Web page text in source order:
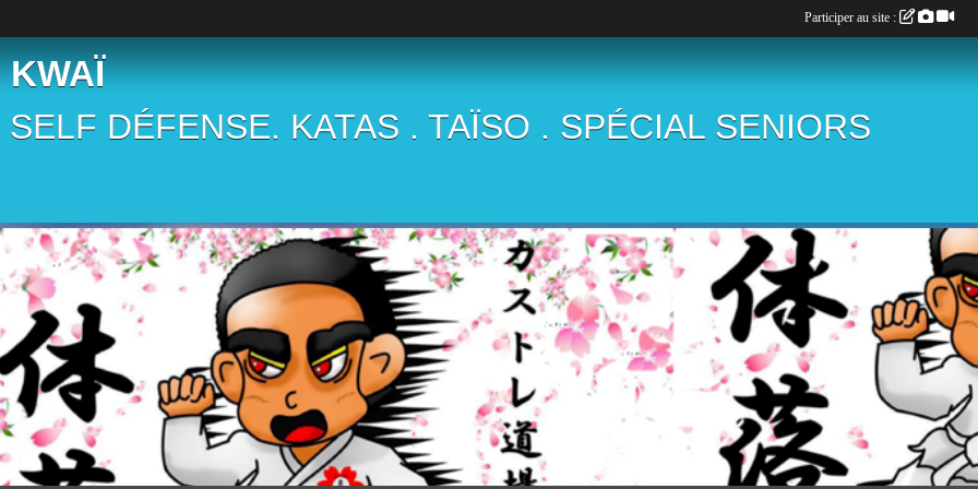
KWAÏ
DÉFENSE. KATAS . TAÏSO . SPÉCIAL SENIORS
Participer au site :